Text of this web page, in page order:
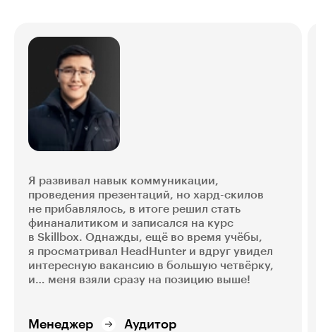
Я развивал навык коммуникации,
проведения презентаций, но хард-скилов
не прибавлялось, в итоге решил стать
финаналитиком и записался на курс
в Skillbox. Однажды, ещё во время учёбы,
я просматривал HeadHunter и вдруг увидел
интересную вакансию в большую четвёрку,
и… меня взяли сразу на позицию выше!
Менеджер Аудитор